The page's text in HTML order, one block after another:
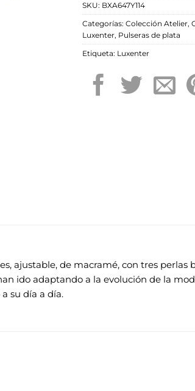
SKU: BXA647Y114
Categorías: Colección Atelier,
Luxenter, Pulseras de plata
Etiqueta: Luxenter
ajustable, de macramé, con tres perlas
ido adaptando a la evolución de la
su día a día.